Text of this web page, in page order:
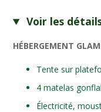
Voir les
HÉBERGEMENT
Tente sur
4 matelas
Électricité,